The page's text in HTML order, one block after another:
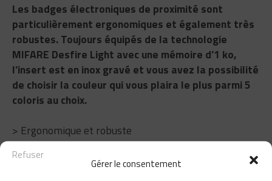
Gérer le consentement
Refuser
Les badges électroniques de proximité sont
particulièrement ergonomiques et également très
robustes. Toujours équipés de la technologie
MIFARE Desfire Light avec une mémoire d’1 ko,
l’insert est en inox gravé et vous avez la possibilité
de choisir la couleur qui vous plaira le plus parmi 5
coloris au choix.
> Ergonomique et robuste
> MIFARE® Desfire Light – Mémoire 1ko